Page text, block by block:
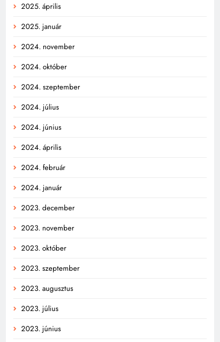
2025. április
2025. január
2024. november
2024. október
2024. szeptember
2024. július
2024. június
2024. április
2024. február
2024. január
2023. december
2023. november
2023. október
2023. szeptember
2023. augusztus
2023. július
2023. június